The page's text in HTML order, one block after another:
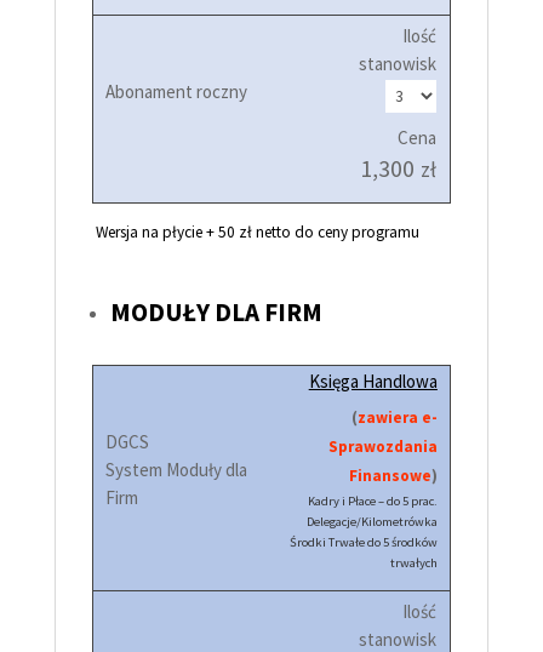
Ilość
stanowisk
Cena
1,300 zł
Wersja na płycie + 50 zł netto do ceny programu
MODUŁY DLA FIRM
Księga Handlowa
(zawiera e-
Sprawozdania
Finansowe)
Kadry i Płace – do 5 prac.
Delegacje/Kilometrówka
Środki Trwałe do 5 środków
trwałych
Ilość
stanowisk